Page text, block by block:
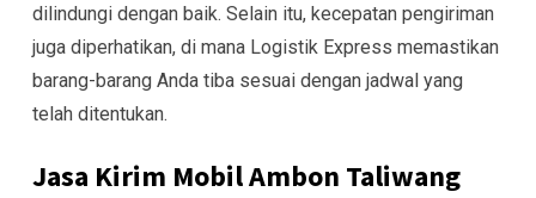
dilindungi dengan baik. Selain itu, kecepatan pengiriman
juga diperhatikan, di mana Logistik Express memastikan
barang-barang Anda tiba sesuai dengan jadwal yang
telah ditentukan.
Jasa Kirim Mobil Ambon Taliwang